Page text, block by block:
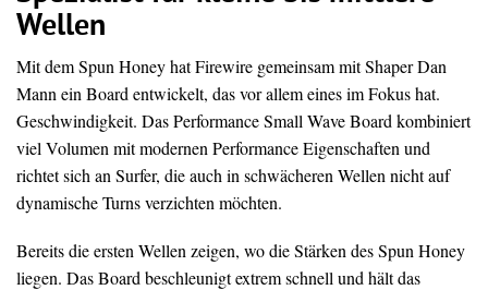
Wellen
Mit dem Spun Honey hat Firewire gemeinsam mit Shaper Dan
Mann ein Board entwickelt, das vor allem eines im Fokus hat.
Geschwindigkeit. Das Performance Small Wave Board kombiniert
viel Volumen mit modernen Performance Eigenschaften und
richtet sich an Surfer, die auch in schwächeren Wellen nicht auf
dynamische Turns verzichten möchten.
Bereits die ersten Wellen zeigen, wo die Stärken des Spun Honey
liegen. Das Board beschleunigt extrem schnell und hält das